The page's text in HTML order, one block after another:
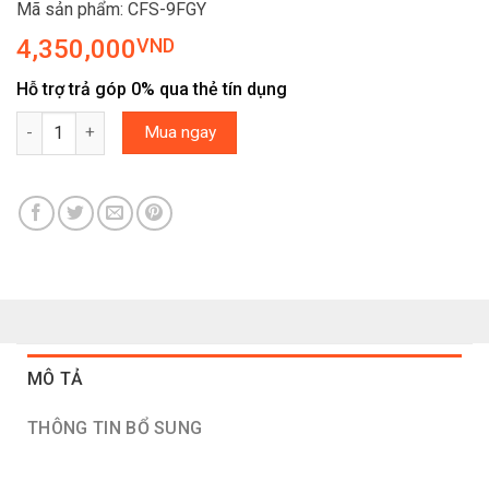
Mã sản phẩm: CFS-9FGY
4,350,000VND
Hỗ trợ trả góp 0% qua thẻ tín dụng
Điều hòa Comfee 9.000 BTU CFS-09FGY số lượng
Mua ngay
MÔ TẢ
THÔNG TIN BỔ SUNG